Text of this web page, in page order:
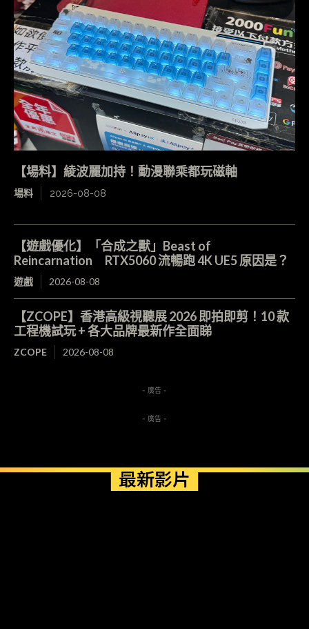
【場料】綾波麗加持！動漫聯乘都玩磁軸
場料 2026-08-08
【遊戲優化】「合成之獸」Beast of
Reincarnation RTX5060 流暢跑 4K UE5 原因是？
遊戲 2026-08-08
【ZCOPE】香港高級視聽展 2026 即拍即剪！10 款
工程機試玩 + 各大品牌最新作全面睇
ZCOPE 2026-08-08
- 廣告 -
- 廣告 -
最新影片